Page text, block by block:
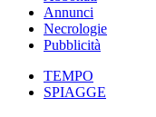
Annunci
Necrologie
Pubblicità
TEMPO
SPIAGGE